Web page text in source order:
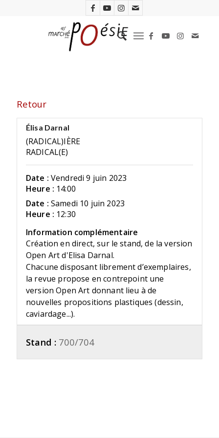
Retour
Élisa Darnal
(RADICAL)IÈRE
RADICAL(E)
Date : Vendredi 9 juin 2023
Heure : 14:00
Date : Samedi 10 juin 2023
Heure : 12:30
Information complémentaire
Création en direct, sur le stand, de la version
Open Art d'Elisa Darnal.
Chacune disposant librement d’exemplaires,
la revue propose en contrepoint une
version Open Art donnant lieu à de
nouvelles propositions plastiques (dessin,
caviardage...).
Stand : 700/704